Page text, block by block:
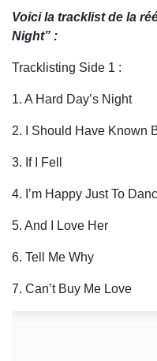
Voici la tracklist de la
Night” :
Tracklisting Side 1 :
1. A Hard Day’s Night
2. I Should Have Known
3. If I Fell
4. I’m Happy Just To
5. And I Love Her
6. Tell Me Why
7. Can’t Buy Me Love